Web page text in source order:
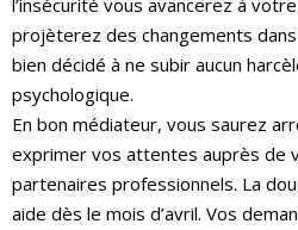
l’insécurité vous avancerez à
projèterez des changements
bien décidé à ne subir aucun
psychologique.
En bon médiateur, vous saurez
exprimer vos attentes auprès de
partenaires professionnels. La
aide dès le mois d’avril. Vos